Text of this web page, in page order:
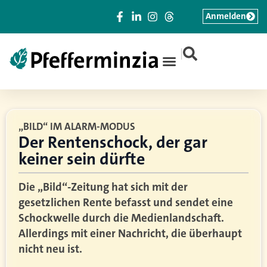
|
Anmelden
„BILD“ IM ALARM-MODUS
Der Rentenschock, der gar
keiner sein dürfte
Die „Bild“-Zeitung hat sich mit der
gesetzlichen Rente befasst und sendet eine
Schockwelle durch die Medienlandschaft.
Allerdings mit einer Nachricht, die überhaupt
nicht neu ist.